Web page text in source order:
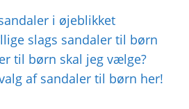
i øjeblikket
slags sandaler til børn
til børn skal jeg vælge?
af sandaler til børn her!